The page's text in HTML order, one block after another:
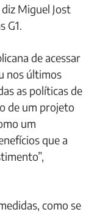
Miguel Jost
G1.
de acessar
nos últimos
as políticas de
de um projeto
um
que a
como se